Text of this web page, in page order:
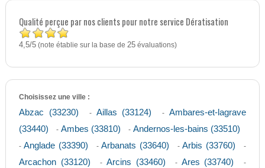
Qualité perçue par nos clients pour notre service Dératisation
4,5/5(note établie sur la base de 25évaluations)
Choisissez une ville :
Abzac (33230) - Aillas (33124) -Ambares-et-lagrave
(33440)
- Ambes (33810) - Andernos-les-bains (33510)
-Anglade (33390) -Arbanats (33640) -Arbis (33760) -
Arcachon (33120) - Arcins (33460) - Ares (33740) -